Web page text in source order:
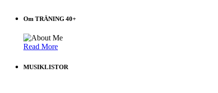
Om TRÄNING 40+
Read More
MUSIKLISTOR